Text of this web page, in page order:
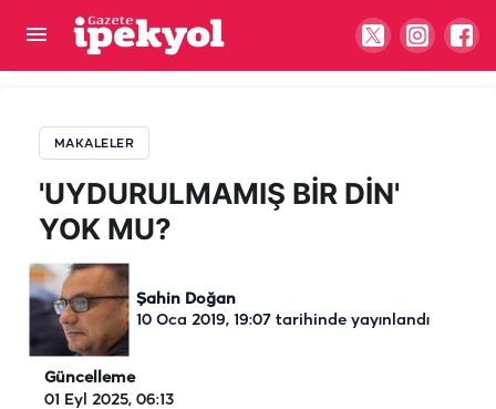
MAKALELER
'UYDURULMAMIŞ BİR DİN'
YOK MU?
Şahin Doğan
10 Oca 2019, 19:07 tarihinde yayınlandı
Güncelleme
01 Eyl 2025, 06:13
'UYDURULMAMIŞ BİR DİN' YOK MU?